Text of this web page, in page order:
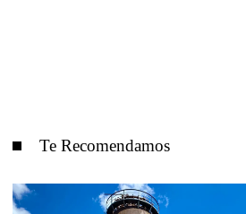
Te Recomendamos